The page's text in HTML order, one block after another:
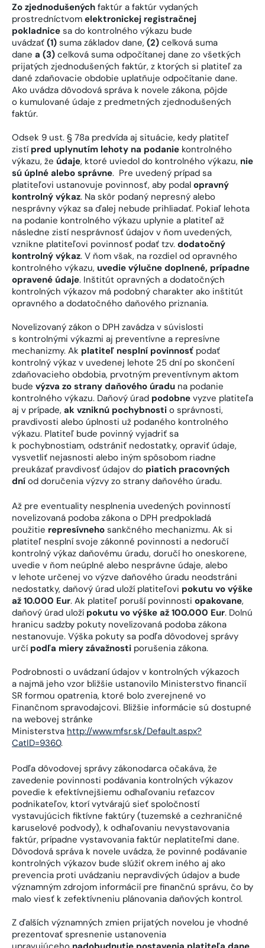
Zo zjednodušených faktúr a faktúr vydaných
prostredníctvom elektronickej registračnej
pokladnice sa do kontrolného výkazu bude
uvádzať (1) suma základov dane, (2) celková suma
dane a (3) celková suma odpočítanej dane zo všetkých
prijatých zjednodušených faktúr, z ktorých si platiteľ za
dané zdaňovacie obdobie uplatňuje odpočítanie dane.
Ako uvádza dôvodová správa k novele zákona, pôjde
o kumulované údaje z predmetných zjednodušených
faktúr.
Odsek 9 ust. § 78a predvída aj situácie, kedy platiteľ
zistí pred uplynutím lehoty na podanie kontrolného
výkazu, že údaje, ktoré uviedol do kontrolného výkazu, nie
sú úplné alebo správne. Pre uvedený prípad sa
platiteľovi ustanovuje povinnosť, aby podal opravný
kontrolný výkaz. Na skôr podaný nepresný alebo
nesprávny výkaz sa ďalej nebude prihliadať. Pokiaľ lehota
na podanie kontrolného výkazu uplynie a platiteľ až
následne zistí nesprávnosť údajov v ňom uvedených,
vznikne platiteľovi povinnosť podať tzv. dodatočný
kontrolný výkaz. V ňom však, na rozdiel od opravného
kontrolného výkazu, uvedie výlučne doplnené, prípadne
opravené údaje. Inštitút opravných a dodatočných
kontrolných výkazov má podobný charakter ako inštitút
opravného a dodatočného daňového priznania.
Novelizovaný zákon o DPH zavádza v súvislosti
s kontrolnými výkazmi aj preventívne a represívne
mechanizmy. Ak platiteľ nesplní povinnosť podať
kontrolný výkaz v uvedenej lehote 25 dní po skončení
zdaňovacieho obdobia, prvotným preventívnym aktom
bude výzva zo strany daňového úradu na podanie
kontrolného výkazu. Daňový úrad podobne vyzve platiteľa
aj v prípade, ak vzniknú pochybnosti o správnosti,
pravdivosti alebo úplnosti už podaného kontrolného
výkazu. Platiteľ bude povinný vyjadriť sa
k pochybnostiam, odstrániť nedostatky, opraviť údaje,
vysvetliť nejasnosti alebo iným spôsobom riadne
preukázať pravdivosť údajov do piatich pracovných
dní od doručenia výzvy zo strany daňového úradu.
Až pre eventuality nesplnenia uvedených povinností
novelizovaná podoba zákona o DPH predpokladá
použitie represívneho sankčného mechanizmu. Ak si
platiteľ nesplní svoje zákonné povinnosti a nedoručí
kontrolný výkaz daňovému úradu, doručí ho oneskorene,
uvedie v ňom neúplné alebo nesprávne údaje, alebo
v lehote určenej vo výzve daňového úradu neodstráni
nedostatky, daňový úrad uloží platiteľovi pokutu vo výške
až 10.000 Eur. Ak platiteľ poruší povinnosti opakovane,
daňový úrad uloží pokutu vo výške až 100.000 Eur. Dolnú
hranicu sadzby pokuty novelizovaná podoba zákona
nestanovuje. Výška pokuty sa podľa dôvodovej správy
určí podľa miery závažnosti porušenia zákona.
Podrobnosti o uvádzaní údajov v kontrolných výkazoch
a najmä jeho vzor bližšie ustanovilo Ministerstvo financií
SR formou opatrenia, ktoré bolo zverejnené vo
Finančnom spravodajcovi. Bližšie informácie sú dostupné
na webovej stránke
Ministerstva http://www.mfsr.sk/Default.aspx?
CatID=9360.
Podľa dôvodovej správy zákonodarca očakáva, že
zavedenie povinnosti podávania kontrolných výkazov
povedie k efektívnejšiemu odhaľovaniu reťazcov
podnikateľov, ktorí vytvárajú sieť spoločností
vystavujúcich fiktívne faktúry (tuzemské a cezhraničné
karuselové podvody), k odhaľovaniu nevystavovania
faktúr, prípadne vystavovania faktúr neplatiteľmi dane.
Dôvodová správa k novele uvádza, že povinné podávanie
kontrolných výkazov bude slúžiť okrem iného aj ako
prevencia proti uvádzaniu nepravdivých údajov a bude
významným zdrojom informácií pre finančnú správu, čo by
malo viesť k zefektívneniu plánovania daňových kontrol.
Z ďalších významných zmien prijatých novelou je vhodné
prezentovať spresnenie ustanovenia